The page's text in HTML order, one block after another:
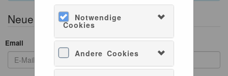
Notwendige
Cookies
Andere Cookies
Neues Konto erstellen
Email